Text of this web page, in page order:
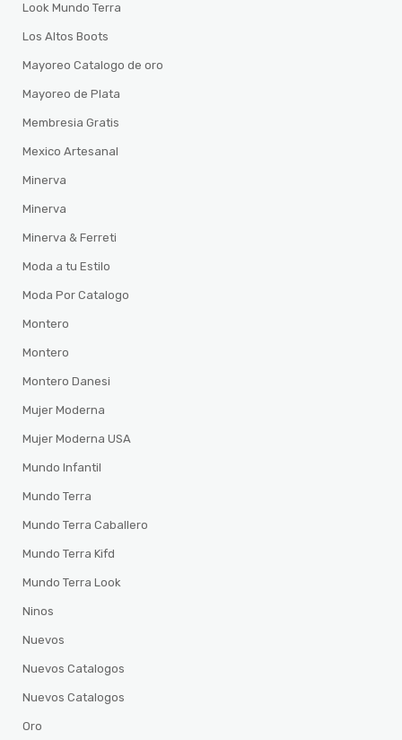
Look Mundo Terra
Los Altos Boots
Mayoreo Catalogo de oro
Mayoreo de Plata
Membresia Gratis
Mexico Artesanal
Minerva
Minerva
Minerva & Ferreti
Moda a tu Estilo
Moda Por Catalogo
Montero
Montero
Montero Danesi
Mujer Moderna
Mujer Moderna USA
Mundo Infantil
Mundo Terra
Mundo Terra Caballero
Mundo Terra Kifd
Mundo Terra Look
Ninos
Nuevos
Nuevos Catalogos
Nuevos Catalogos
Oro